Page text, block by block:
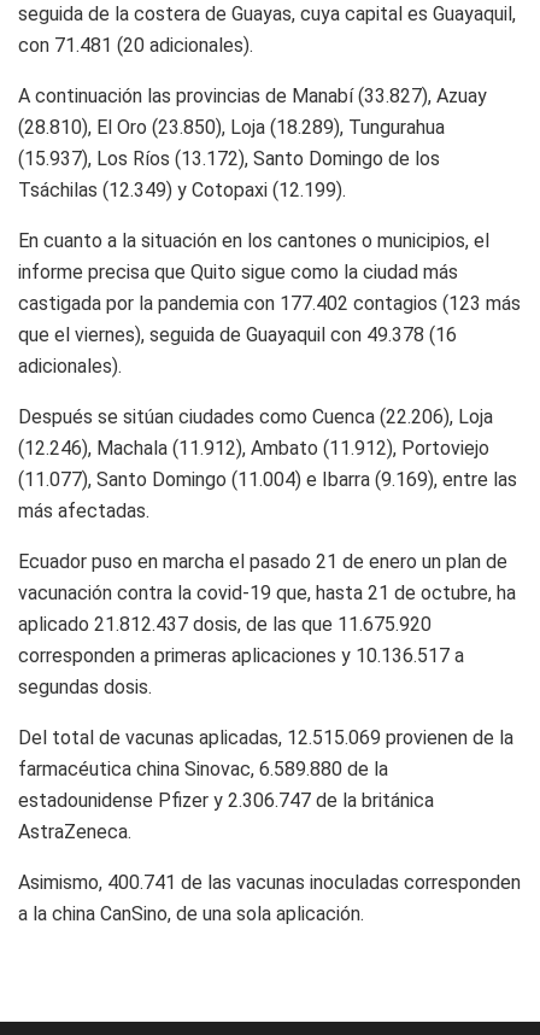
seguida de la costera de Guayas, cuya capital es Guayaquil,
con 71.481 (20 adicionales).
A continuación las provincias de Manabí (33.827), Azuay
(28.810), El Oro (23.850), Loja (18.289), Tungurahua
(15.937), Los Ríos (13.172), Santo Domingo de los
Tsáchilas (12.349) y Cotopaxi (12.199).
En cuanto a la situación en los cantones o municipios, el
informe precisa que Quito sigue como la ciudad más
castigada por la pandemia con 177.402 contagios (123 más
que el viernes), seguida de Guayaquil con 49.378 (16
adicionales).
Después se sitúan ciudades como Cuenca (22.206), Loja
(12.246), Machala (11.912), Ambato (11.912), Portoviejo
(11.077), Santo Domingo (11.004) e Ibarra (9.169), entre las
más afectadas.
Ecuador puso en marcha el pasado 21 de enero un plan de
vacunación contra la covid-19 que, hasta 21 de octubre, ha
aplicado 21.812.437 dosis, de las que 11.675.920
corresponden a primeras aplicaciones y 10.136.517 a
segundas dosis.
Del total de vacunas aplicadas, 12.515.069 provienen de la
farmacéutica china Sinovac, 6.589.880 de la
estadounidense Pfizer y 2.306.747 de la británica
AstraZeneca.
Asimismo, 400.741 de las vacunas inoculadas corresponden
a la china CanSino, de una sola aplicación.